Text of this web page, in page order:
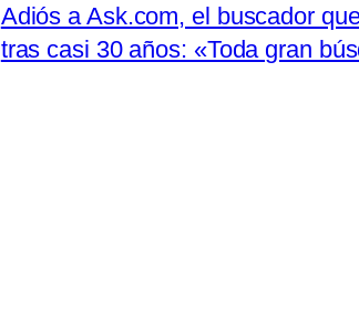
Adiós a Ask.com, el buscador
tras casi 30 años: «Toda gran